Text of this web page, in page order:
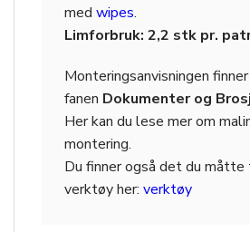
med wipes.
Limforbruk: 2,2 stk pr.
Monteringsanvisningen
fanen Dokumenter og
Her kan du lese mer om
montering.
Du finner også det du måtte
verktøy her: verktøy